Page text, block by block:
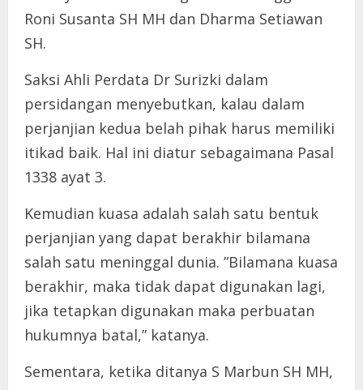
Roni Susanta SH MH dan Dharma Setiawan
SH.
Saksi Ahli Perdata Dr Surizki dalam
persidangan menyebutkan, kalau dalam
perjanjian kedua belah pihak harus memiliki
itikad baik. Hal ini diatur sebagaimana Pasal
1338 ayat 3.
Kemudian kuasa adalah salah satu bentuk
perjanjian yang dapat berakhir bilamana
salah satu meninggal dunia. ”Bilamana kuasa
berakhir, maka tidak dapat digunakan lagi,
jika tetapkan digunakan maka perbuatan
hukumnya batal,” katanya.
Sementara, ketika ditanya S Marbun SH MH,